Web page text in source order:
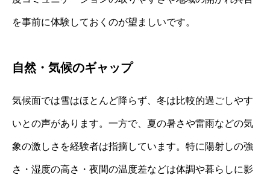
を事前に体験しておくのが望ましいです。
自然・気候のギャップ
気候面では雪はほとんど降らず、冬は比較的過ごしやす
いとの声があります。一方で、夏の暑さや雷雨などの気
象の激しさを経験者は指摘しています。特に陽射しの強
さ・湿度の高さ・夜間の温度差などは体調や暮らしに影